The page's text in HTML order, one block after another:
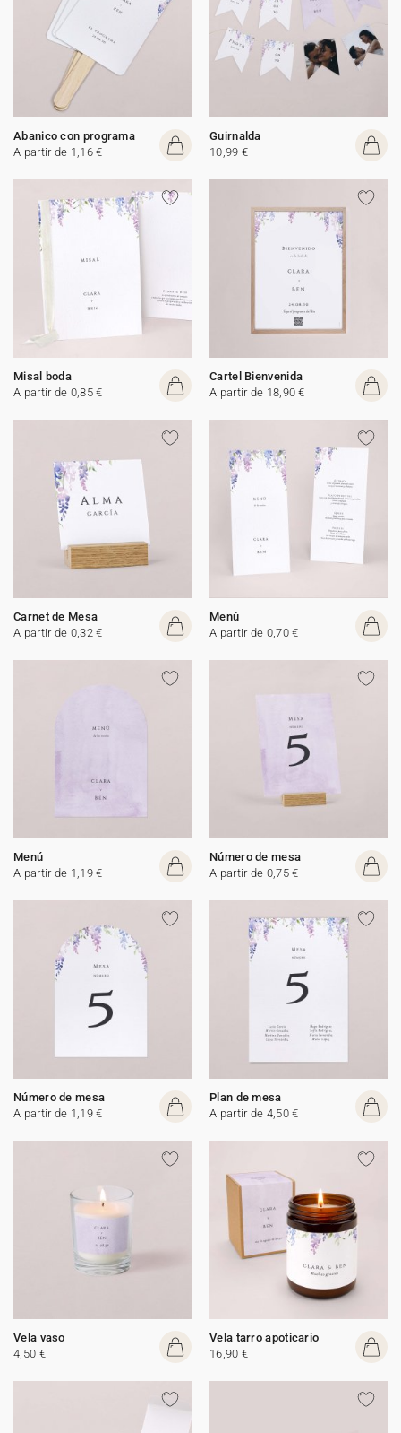
Abanico con programa
A partir de 1,16 €
Guirnalda
10,99 €
Misal boda
A partir de 0,85 €
Cartel Bienvenida
A partir de 18,90 €
Carnet de Mesa
A partir de 0,32 €
Menú
A partir de 0,70 €
Menú
A partir de 1,19 €
Número de mesa
A partir de 0,75 €
Número de mesa
A partir de 1,19 €
Plan de mesa
A partir de 4,50 €
Vela vaso
4,50 €
Vela tarro apoticario
16,90 €